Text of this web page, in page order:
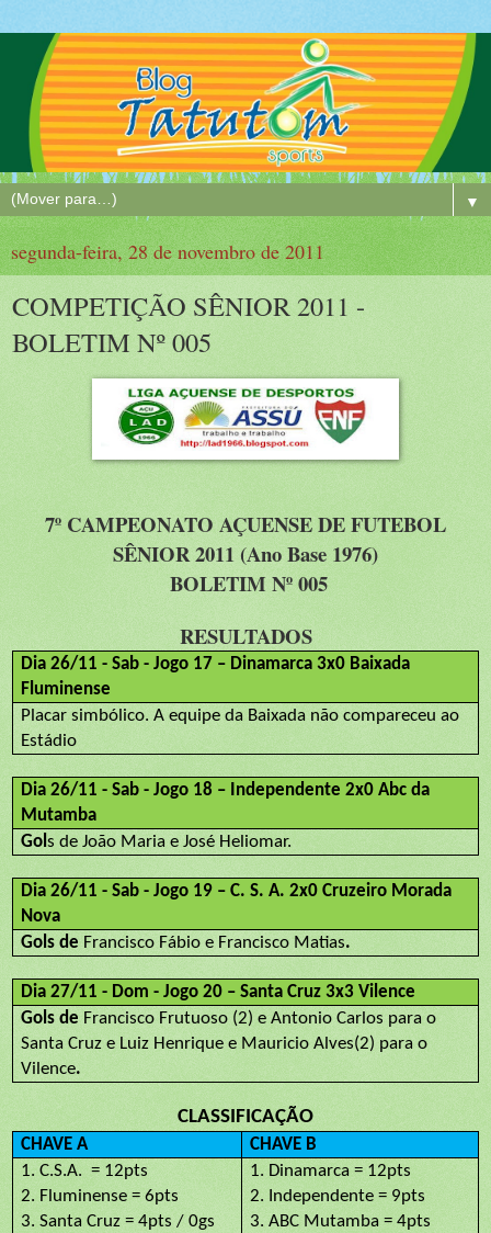
▼
segunda-feira, 28 de novembro de 2011
COMPETIÇÃO SÊNIOR 2011 -
BOLETIM Nº 005
7º CAMPEONATO AÇUENSE DE FUTEBOL
SÊNIOR 2011 (Ano Base 1976)
BOLETIM Nº 005
RESULTADOS
Dia 26/11 - Sab - Jogo 17 – Dinamarca 3x0 Baixada
Fluminense
Placar simbólico. A equipe da Baixada não compareceu ao
Estádio
Dia 26/11 - Sab - Jogo 18 – Independente 2x0 Abc da
Mutamba
Gols de João Maria e José Heliomar.
Dia 26/11 - Sab - Jogo 19 – C. S. A. 2x0 Cruzeiro Morada
Nova
Gols de Francisco Fábio e Francisco Matias.
Dia 27/11 - Dom - Jogo 20 – Santa Cruz 3x3 Vilence
Gols de Francisco Frutuoso (2) e Antonio Carlos para o
Santa Cruz e Luiz Henrique e Mauricio Alves(2) para o
Vilence.
CLASSIFICAÇÃO
CHAVE A
CHAVE B
1. C.S.A. = 12pts
2. Fluminense = 6pts
3. Santa Cruz = 4pts / 0gs
1. Dinamarca = 12pts
2. Independente = 9pts
3. ABC Mutamba = 4pts